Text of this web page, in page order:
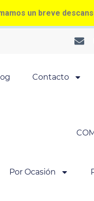
un breve
Contacto
Por Ocasión